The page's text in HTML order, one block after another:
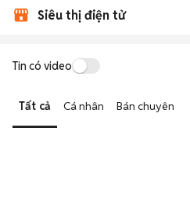
Siêu thị điện tử
Tin có video
Tất cả Cá nhân Bán chuyên